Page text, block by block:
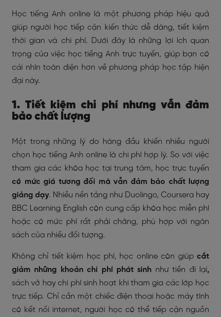
Học tiếng Anh online là một phương pháp hiệu quả
giúp người học tiếp cận kiến thức dễ dàng, tiết kiệm
thời gian và chi phí. Dưới đây là những lợi ích quan
trọng của việc học tiếng Anh trực tuyến, giúp bạn có
cái nhìn toàn diện hơn về phương pháp học tập hiện
đại này.
1. Tiết kiệm chi phí nhưng vẫn đảm
bảo chất lượng
Một trong những lý do hàng đầu khiến nhiều người
chọn học tiếng Anh online là chi phí hợp lý. So với việc
tham gia các khóa học tại trung tâm, học trực tuyến
có mức giá tương đối mà vẫn đảm bảo chất lượng
giảng dạy. Nhiều nền tảng như Duolingo, Coursera hay
BBC Learning English còn cung cấp khóa học miễn phí
hoặc có mức phí rất phải chăng, phù hợp với ngân
sách của nhiều đối tượng.
Không chỉ tiết kiệm học phí, học online còn giúp cắt
giảm những khoản chi phí phát sinh như tiền đi lại,
sách vở hay chi phí sinh hoạt khi tham gia các lớp học
trực tiếp. Chỉ cần một chiếc điện thoại hoặc máy tính
có kết nối internet, người học có thể tiếp cận nguồn